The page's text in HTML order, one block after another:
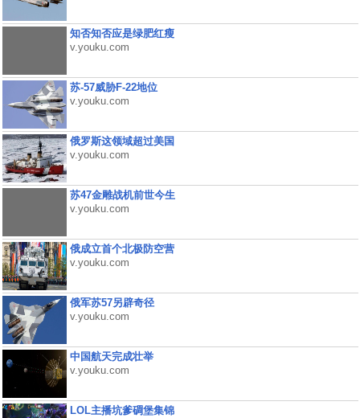
知否知否应是绿肥红瘦
v.youku.com
苏-57威胁F-22地位
v.youku.com
俄罗斯这领域超过美国
v.youku.com
苏47金雕战机前世今生
v.youku.com
俄成立首个北极防空营
v.youku.com
俄军苏57另辟奇径
v.youku.com
中国航天完成壮举
v.youku.com
LOL主播坑爹碉堡集锦